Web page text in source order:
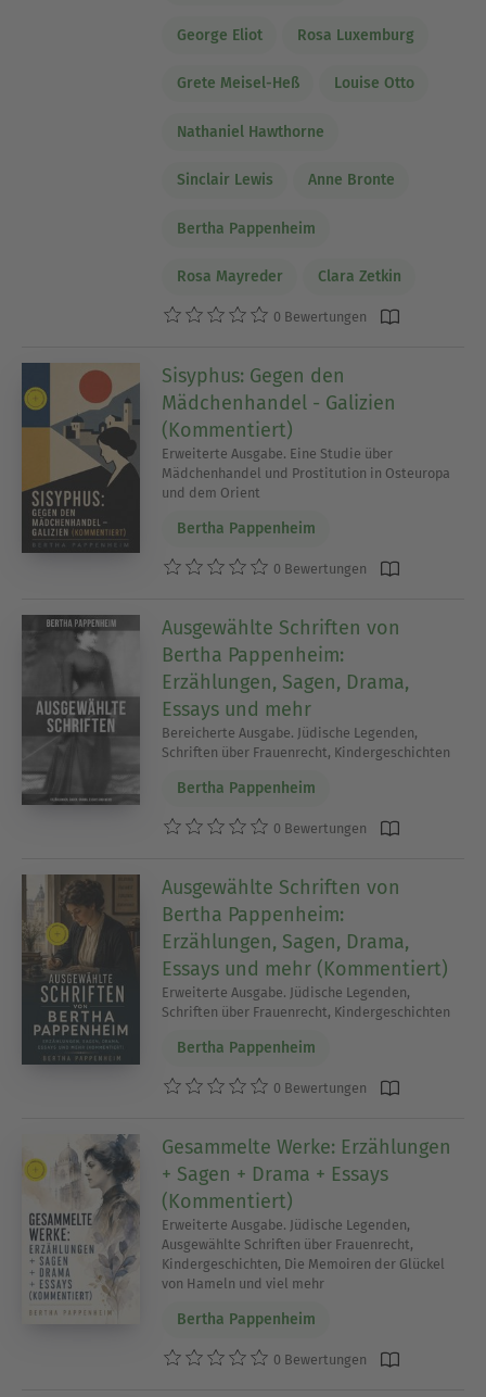
George Eliot Rosa Luxemburg
Grete Meisel-Heß Louise Otto
Nathaniel Hawthorne
Sinclair Lewis Anne Bronte
Bertha Pappenheim
Rosa Mayreder Clara Zetkin
0 Bewertungen
Sisyphus: Gegen den
Mädchenhandel - Galizien
(Kommentiert)
Erweiterte Ausgabe. Eine Studie über
Mädchenhandel und Prostitution in Osteuropa
und dem Orient
Bertha Pappenheim
0 Bewertungen
Ausgewählte Schriften von
Bertha Pappenheim:
Erzählungen, Sagen, Drama,
Essays und mehr
Bereicherte Ausgabe. Jüdische Legenden,
Schriften über Frauenrecht, Kindergeschichten
Bertha Pappenheim
0 Bewertungen
Ausgewählte Schriften von
Bertha Pappenheim:
Erzählungen, Sagen, Drama,
Essays und mehr (Kommentiert)
Erweiterte Ausgabe. Jüdische Legenden,
Schriften über Frauenrecht, Kindergeschichten
Bertha Pappenheim
0 Bewertungen
Gesammelte Werke: Erzählungen
+ Sagen + Drama + Essays
(Kommentiert)
Erweiterte Ausgabe. Jüdische Legenden,
Ausgewählte Schriften über Frauenrecht,
Kindergeschichten, Die Memoiren der Glückel
von Hameln und viel mehr
Bertha Pappenheim
0 Bewertungen